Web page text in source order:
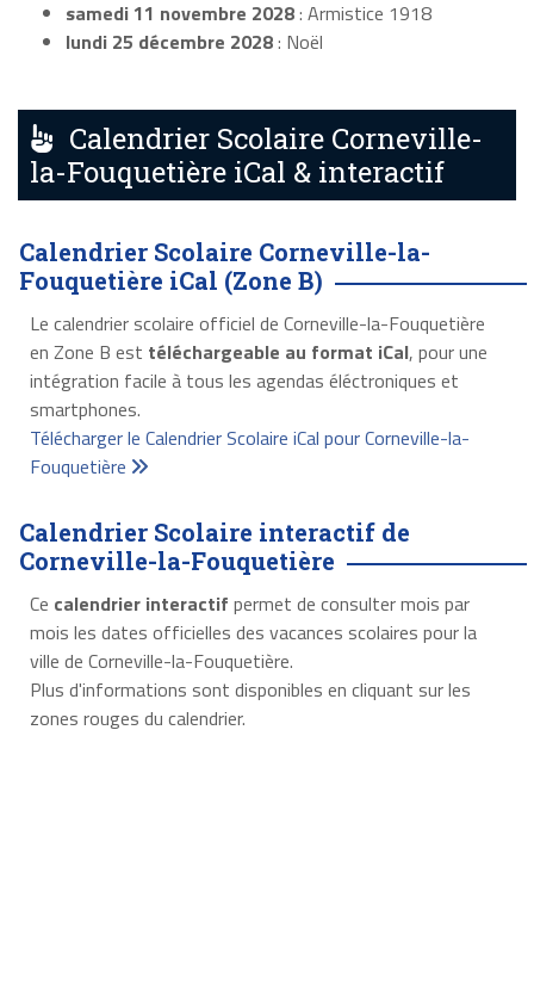
samedi 11 novembre 2028: Armistice 1918
lundi 25 décembre 2028: Noël
Calendrier Scolaire Corneville-
la-Fouquetière iCal & interactif
Calendrier Scolaire Corneville-la-
Fouquetière iCal (Zone B)
Le calendrier scolaire officiel de Corneville-la-Fouquetière
en Zone B est téléchargeable au format iCal, pour une
intégration facile à tous les agendas éléctroniques et
smartphones.
Télécharger le Calendrier Scolaire iCal pour Corneville-la-
Fouquetière
Calendrier Scolaire interactif de
Corneville-la-Fouquetière
Ce calendrier interactif permet de consulter mois par
mois les dates officielles des vacances scolaires pour la
ville de Corneville-la-Fouquetière.
Plus d'informations sont disponibles en cliquant sur les
zones rouges du calendrier.